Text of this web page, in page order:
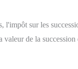
sur les
de la